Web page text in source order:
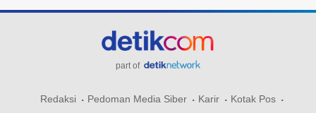
part of
Redaksi Pedoman Media Siber Karir
Kotak Pos